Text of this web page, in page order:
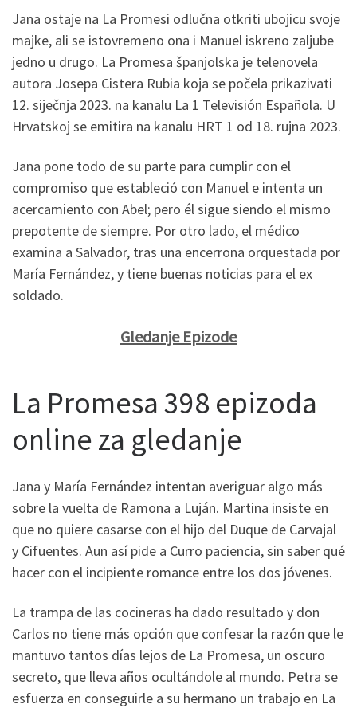
Jana ostaje na La Promesi odlučna otkriti ubojicu svoje
majke, ali se istovremeno ona i Manuel iskreno zaljube
jedno u drugo. La Promesa španjolska je telenovela
autora Josepa Cistera Rubia koja se počela prikazivati
12. siječnja 2023. na kanalu La 1 Televisión Española. U
Hrvatskoj se emitira na kanalu HRT 1 od 18. rujna 2023.
Jana pone todo de su parte para cumplir con el
compromiso que estableció con Manuel e intenta un
acercamiento con Abel; pero él sigue siendo el mismo
prepotente de siempre. Por otro lado, el médico
examina a Salvador, tras una encerrona orquestada por
María Fernández, y tiene buenas noticias para el ex
soldado.
Gledanje Epizode
La Promesa 398 epizoda
online za gledanje
Jana y María Fernández intentan averiguar algo más
sobre la vuelta de Ramona a Luján. Martina insiste en
que no quiere casarse con el hijo del Duque de Carvajal
y Cifuentes. Aun así pide a Curro paciencia, sin saber qué
hacer con el incipiente romance entre los dos jóvenes.
La trampa de las cocineras ha dado resultado y don
Carlos no tiene más opción que confesar la razón que le
mantuvo tantos días lejos de La Promesa, un oscuro
secreto, que lleva años ocultándole al mundo. Petra se
esfuerza en conseguirle a su hermano un trabajo en La